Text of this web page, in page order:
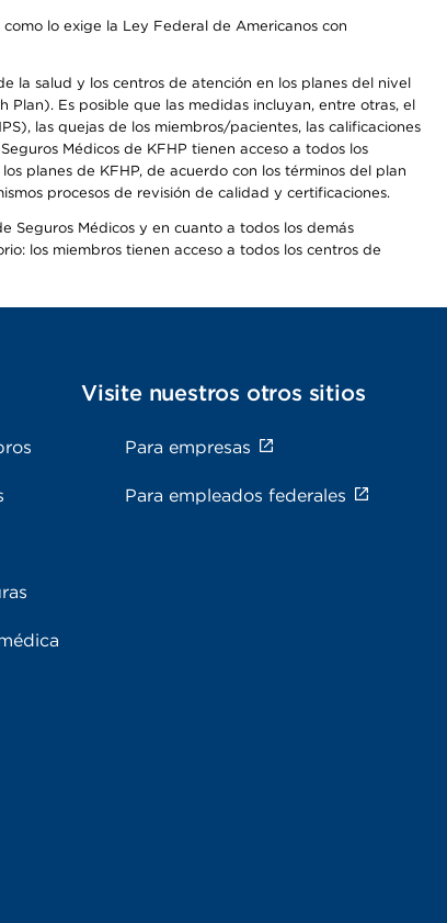
lo exige la Ley Federal de Americanos con
la salud y los centros de atención en los planes del nivel
Es posible que las medidas incluyan, entre otras, el
las quejas de los miembros/pacientes, las calificaciones
Médicos de KFHP tienen acceso a todos los
planes de KFHP, de acuerdo con los términos del plan
procesos de revisión de calidad y certificaciones.
Seguros Médicos y en cuanto a todos los demás
los miembros tienen acceso a todos los centros de
Visite nuestros otros sitios
Para empresas
Para empleados federales